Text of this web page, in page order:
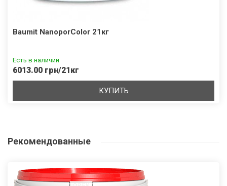
Baumit NanoporColor 21кг
Есть в наличии
6013.00 грн/21кг
КУПИТЬ
Рекомендованные